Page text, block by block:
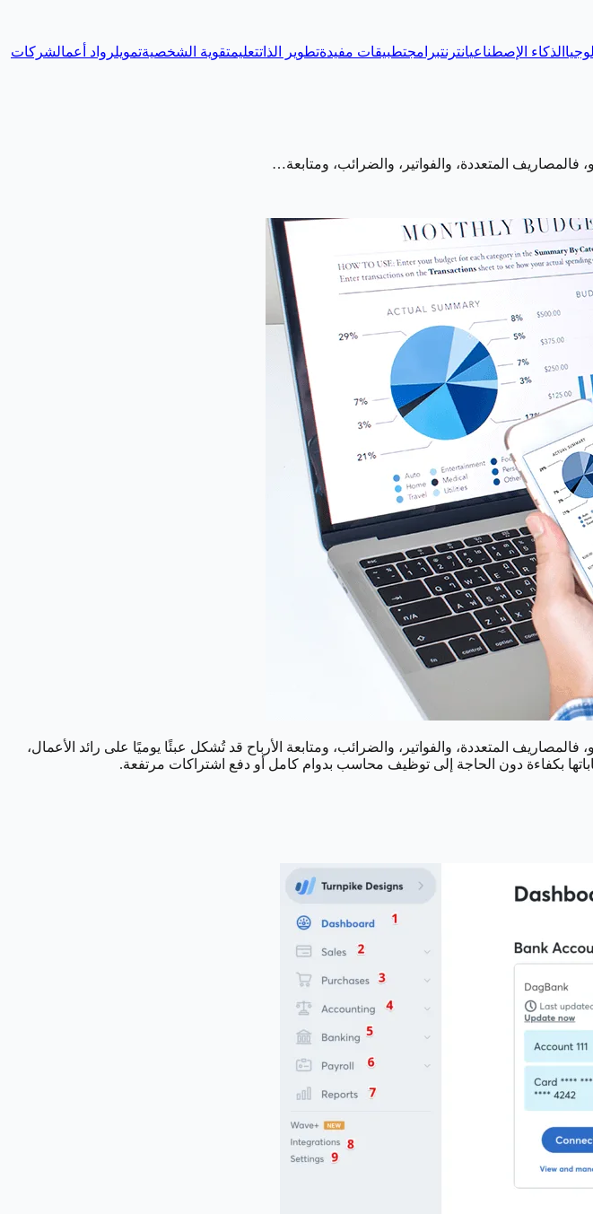
الذكاء الإصطناعيانترنتبرامجتطبيقات مفيدةتطوير الذاتتعليمتقوية الشخصيةتمويلرواد أعمالشركات
فالمصاريف المتعددة، والفواتير، والضرائب، ومتابعة…
المتعددة، والفواتير، والضرائب، ومتابعة الأرباح قد تُشكل عبئًا يوميًا على رائد الأعمال،
بكفاءة دون الحاجة إلى توظيف محاسب بدوام كامل أو دفع اشتراكات مرتفعة.